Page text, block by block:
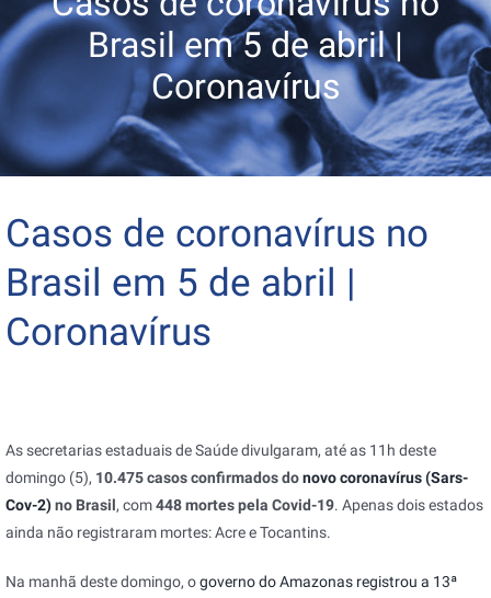
Brasil em 5 de abril |
Coronavírus
Casos de coronavírus no
Brasil em 5 de abril |
Coronavírus
As secretarias estaduais de Saúde divulgaram, até as 11h deste
domingo (5), 10.475 casos confirmados donovo coronavírus (Sars-
Cov-2)no Brasil, com448 mortes pela Covid-19. Apenas dois estados
ainda não registraram mortes: Acre e Tocantins.
Na manhã deste domingo, ogoverno do Amazonas registrou a 13ª